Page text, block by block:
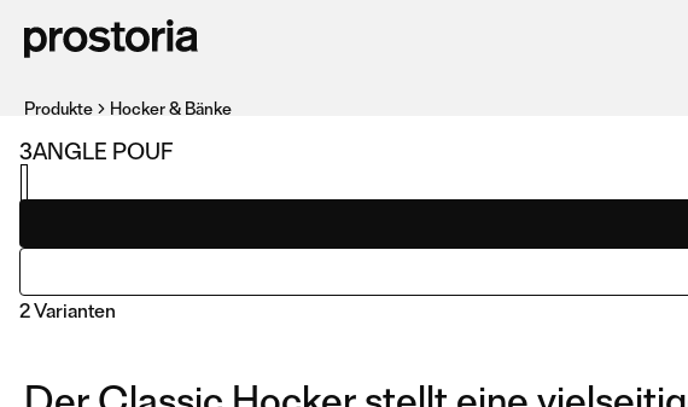
3ANGLE POUF
2 Varianten
Produkte Hocker & Bänke